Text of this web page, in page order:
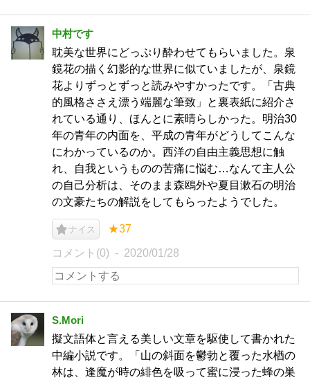
中村です
耽美な世界にどっぷり酔わせてもらいました。泉
鏡花の描く幻影的な世界に似ていましたが、泉鏡
花よりずっとずっと読みやすかったです。「古典
的風格ささえ漂う端麗な筆致」と裏表紙に紹介さ
れている通り、ほんとに素晴らしかった。明治30
年の青年の内面を、平成の青年がどうしてこんな
にわかっているのか。西洋の自由主義思想に触
れ、自我というものの苦痛に悩む…なんて主人公
の自己分析は、そのまま森鴎外や夏目漱石の明治
の文豪たちの解説をしてもらったようでした。
ナイス ★37
コメント(0) 2020/01/28
S.Mori
擬文語体と言える美しい文章を駆使して書かれた
中編小説です。「山の斜面を鬱勃と覆った水楢の
林は、逢魔が時の緋色を吸って蜜に浸った蜂の巣